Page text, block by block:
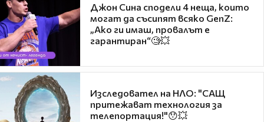
Джон Сина сподели 4 неща, които
могат да съсипят всяко GenZ:
„Ако ги имаш, провалът е
гарантиран“🧐💥
Изследовател на НЛО: "САЩ
притежават технология за
телепортация!"😯💥